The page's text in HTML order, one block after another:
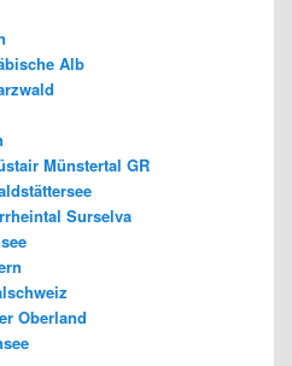
Alb
Münstertal GR
Surselva
Oberland